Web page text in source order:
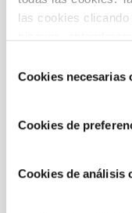
las cookies clicando
COOKIES.
deCookies necesarias
Cookies de
Cookies de análisis